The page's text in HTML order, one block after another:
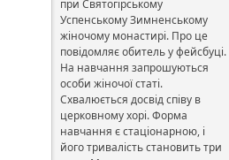
при Святогірському
Успенському Зимненському
жіночому монастирі. Про це
повідомляє обитель у фейсбуці.
На навчання запрошуються
особи жіночої статі.
Схвалюється досвід співу в
церковному хорі. Форма
навчання є стаціонарною, і
його тривалість становить три